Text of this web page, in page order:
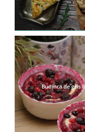
Budinca de gris